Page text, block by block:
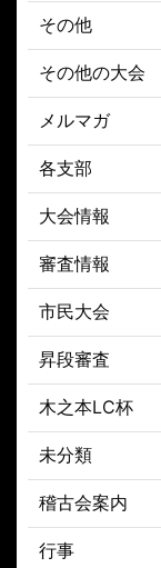
その他
その他の大会
メルマガ
各支部
大会情報
審査情報
市民大会
昇段審査
木之本LC杯
未分類
稽古会案内
行事